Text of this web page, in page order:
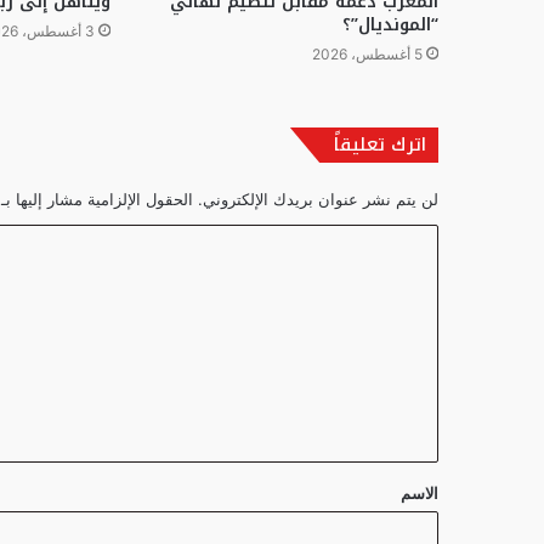
“المونديال”؟
5 أغسطس، 2026
3 أغسطس، 2026
اترك تعليقاً
لن يتم نشر عنوان بريدك الإلكتروني. الحقول الإلزامية مشار إليها بـ
ق
*
الاسم